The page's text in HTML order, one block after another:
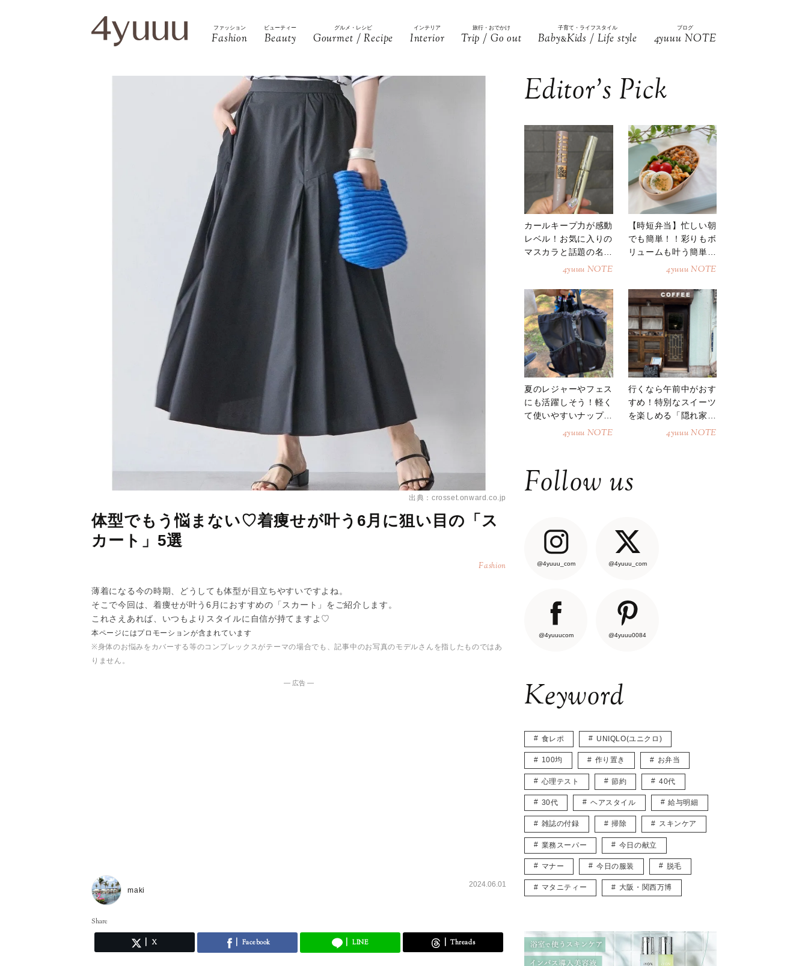
ファッション
Fashion
ビューティー
Beauty
グルメ・レシピ
Gourmet / Recipe
インテリア
Interior
旅行・おでかけ
Trip / Go out
子育て・ライフスタイル
Baby&Kids / Life style
ブログ
4yuuu NOTE
出典：crosset.onward.co.jp
体型でもう悩まない♡着痩せが叶う6月に狙い目の「ス
カート」5選
Fashion
薄着になる今の時期、どうしても体型が目立ちやすいですよね。
そこで今回は、着痩せが叶う6月におすすめの「スカート」をご紹介します。
これさえあれば、いつもよりスタイルに自信が持てますよ♡
本ページにはプロモーションが含まれています
※身体のお悩みをカバーする等のコンプレックスがテーマの場合でも、記事中のお写真のモデルさんを指したものではあ
りません。
― 広告 ―
maki
2024.06.01
Share
X Facebook LINE Threads
Editor’s Pick
カールキープ力が感動
レベル！お気に入りの
マスカラと話題の名品
4yuuu NOTE
【時短弁当】忙しい朝
でも簡単！！彩りもボ
リュームも叶う簡単そ
4yuuu NOTE
夏のレジャーやフェス
にも活躍しそう！軽く
て使いやすいナップサ
4yuuu NOTE
行くなら午前中がおす
すめ！特別なスイーツ
を楽しめる「隠れ家カ
4yuuu NOTE
Follow us
@4yuuu_com @4yuuu_com
@4yuuucom @4yuuu0084
Keyword
食レポ UNIQLO(ユニクロ)
100均 作り置き お弁当
心理テスト 節約 40代
30代 ヘアスタイル 給与明細
雑誌の付録 掃除 スキンケア
業務スーパー 今日の献立
マナー 今日の服装 脱毛
マタニティー 大阪・関西万博